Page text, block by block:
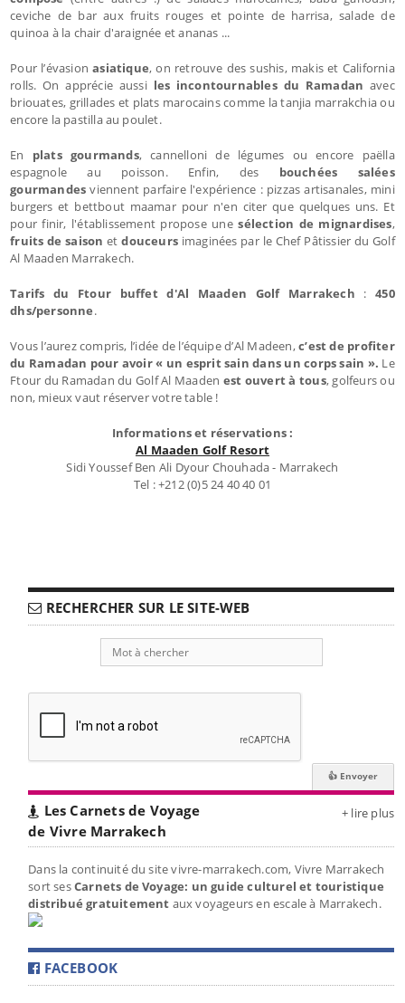
ceviche de bar aux fruits rouges et pointe de harrisa, salade de
quinoa à la chair d'araignée et ananas ...
Pour l’évasionasiatique, on retrouve des sushis, makis et California
rolls. On apprécie aussi les incontournables du Ramadan avec
briouates, grillades et plats marocains comme la tanjia marrakchia ou
encore la pastilla au poulet.
En plats gourmands, cannelloni de légumes ou encore paëlla
espagnole au poisson. Enfin, des bouchées salées
gourmandes viennent parfaire l'expérience : pizzas artisanales, mini
burgers et bettbout maamar pour n'en citer que quelques uns. Et
pour finir, l'établissement propose unesélection de mignardises,
fruits de saison etdouceursimaginées par le Chef Pâtissier du Golf
Al Maaden Marrakech.
Tarifs du Ftour buffet d'Al Maaden Golf Marrakech : 450
dhs/personne.
Vous l’aurez compris, l’idée de l’équipe d’Al Madeen,c’est de profiter
du Ramadan pour avoir « un esprit sain dans un corps sain ». Le
Ftour du Ramadan du Golf Al Maaden est ouvert à tous, golfeurs ou
non, mieux vaut réserver votre table !
Informations et réservations :
Al Maaden Golf Resort
Sidi Youssef Ben Ali Dyour Chouhada - Marrakech
Tel : +212 (0)5 24 40 40 01
RECHERCHER SUR LE SITE-WEB
Les Carnets de Voyage
de Vivre Marrakech
+ lire plus
Dans la continuité du site vivre-marrakech.com, Vivre Marrakech
sort sesCarnets de Voyage: un guide culturel et touristique
distribué gratuitement aux voyageurs en escale à Marrakech.
FACEBOOK